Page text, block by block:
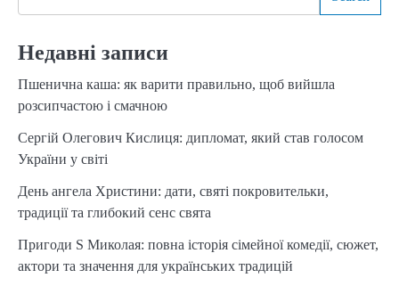
Недавні записи
Пшенична каша: як варити правильно, щоб вийшла
розсипчастою і смачною
Сергій Олегович Кислиця: дипломат, який став голосом
України у світі
День ангела Христини: дати, святі покровительки,
традиції та глибокий сенс свята
Пригоди S Миколая: повна історія сімейної комедії, сюжет,
актори та значення для українських традицій